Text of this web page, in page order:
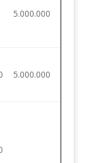
5.000.000
5.000.000